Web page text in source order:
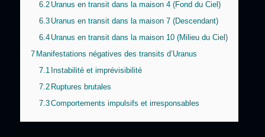
6.2 Uranus en transit dans la maison 4 (Fond du Ciel)
6.3 Uranus en transit dans la maison 7 (Descendant)
6.4 Uranus en transit dans la maison 10 (Milieu du Ciel)
7 Manifestations négatives des transits d’Uranus
7.1 Instabilité et imprévisibilité
7.2 Ruptures brutales
7.3Comportements impulsifs et irresponsables